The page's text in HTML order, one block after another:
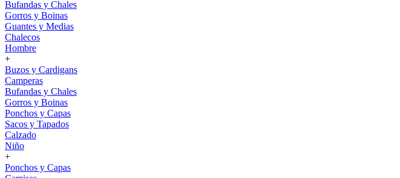
Bufandas y Chales
Gorros y Boinas
Guantes y Medias
Chalecos
Hombre
+
Buzos y Cardigans
Camperas
Bufandas y Chales
Gorros y Boinas
Ponchos y Capas
Sacos y Tapados
Calzado
Niño
+
Ponchos y Capas